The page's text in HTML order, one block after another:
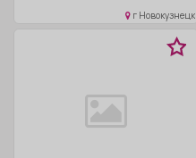
г Новокузнецк